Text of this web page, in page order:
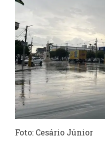
Foto: Cesário Júnior